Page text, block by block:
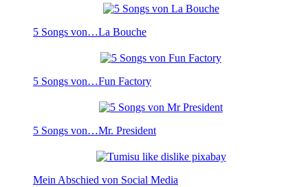
5 Songs von…La Bouche
5 Songs von…Fun Factory
5 Songs von…Mr. President
Mein Abschied von Social Media